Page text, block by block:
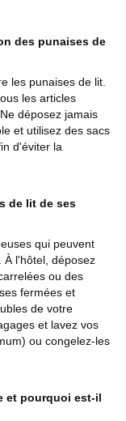
des punaises de
les punaises de lit.
les articles
déposez jamais
et utilisez des sacs
d'éviter la
de lit de ses
qui peuvent
À l'hôtel, déposez
ou des
fermées et
de votre
et lavez vos
ou congelez-les
et pourquoi est-il